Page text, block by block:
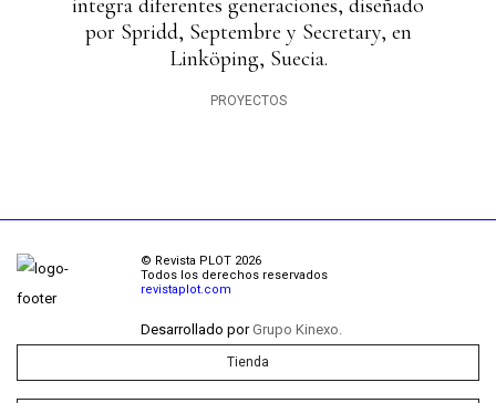
integra diferentes generaciones, diseñado
por Spridd, Septembre y Secretary, en
Linköping, Suecia.
PROYECTOS
© Revista PLOT 2026
Todos los derechos reservados
revistaplot.com
Desarrollado porGrupo Kinexo.
Tienda